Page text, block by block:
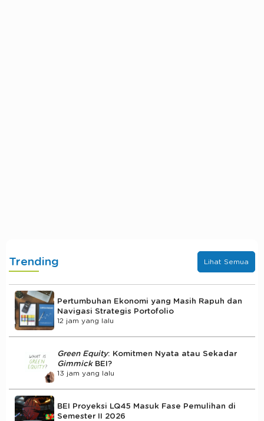
Trending Lihat Semua
Pertumbuhan Ekonomi yang Masih Rapuh dan
Navigasi Strategis Portofolio
12 jam yang lalu
Green Equity: Komitmen Nyata atau Sekadar
Gimmick BEI?
13 jam yang lalu
BEI Proyeksi LQ45 Masuk Fase Pemulihan di
Semester II 2026